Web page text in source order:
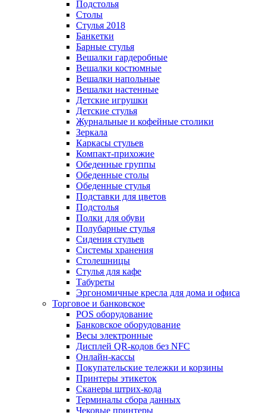
Подстолья
Столы
Стулья 2018
Банкетки
Барные стулья
Вешалки гардеробные
Вешалки костюмные
Вешалки напольные
Вешалки настенные
Детские игрушки
Детские стулья
Журнальные и кофейные столики
Зеркала
Каркасы стульев
Компакт-прихожие
Обеденные группы
Обеденные столы
Обеденные стулья
Подставки для цветов
Подстолья
Полки для обуви
Полубарные стулья
Сидения стульев
Системы хранения
Столешницы
Стулья для кафе
Табуреты
Эргономичные кресла для дома и офиса
Торговое и банковское
POS оборудование
Банковское оборудование
Весы электронные
Дисплей QR-кодов без NFC
Онлайн-кассы
Покупательские тележки и корзины
Принтеры этикеток
Сканеры штрих-кода
Терминалы сбора данных
Чековые принтеры